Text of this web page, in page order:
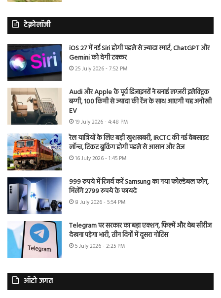
टेक्नोलॉजी
iOS 27 में नई Siri होगी पहले से ज्यादा स्मार्ट, ChatGPT और
Gemini को देगी टक्कर
25 July 2026 - 7:52 PM
Audi और Apple के पूर्व डिजाइनरों ने बनाई लग्जरी इलेक्ट्रिक
बग्गी, 100 किमी से ज्यादा की रेंज के साथ आएगी यह अनोखी
EV
19 July 2026 - 4:48 PM
रेल यात्रियों के लिए बड़ी खुशखबरी, IRCTC की नई वेबसाइट
लॉन्च, टिकट बुकिंग होगी पहले से आसान और तेज
16 July 2026 - 1:45 PM
999 रुपये में रिजर्व करें Samsung का नया फोल्डेबल फोन,
मिलेंगे 2799 रुपये के फायदे
8 July 2026 - 5:54 PM
Telegram पर सरकार का बड़ा एक्शन, फिल्में और वेब सीरीज
देखना पड़ेगा भारी, तीन दिनों में दूसरा नोटिस
5 July 2026 - 2:25 PM
ऑटो जगत